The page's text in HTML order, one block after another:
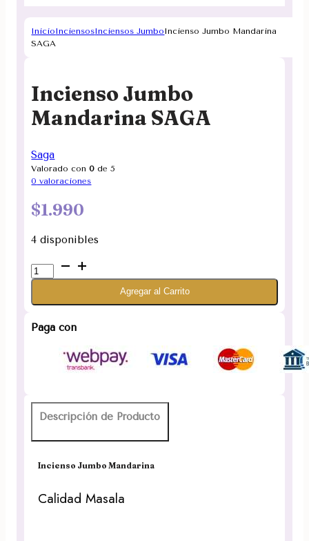
InicioInciensosInciensos JumboIncienso Jumbo Mandarina
SAGA
Incienso Jumbo
Mandarina SAGA
Saga
Valorado con0 de 5
0 valoraciones
$1.990
4 disponibles
Incienso
Jumbo
cantidad
Agregar al Carrito
Paga con
Descripción de Producto
Incienso Jumbo Mandarina
Calidad Masala